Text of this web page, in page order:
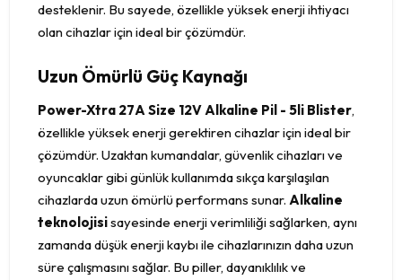
desteklenir. Bu sayede, özellikle yüksek enerji ihtiyacı
olan cihazlar için ideal bir çözümdür.
Uzun Ömürlü Güç Kaynağı
Power-Xtra 27A Size 12V Alkaline Pil - 5li Blister,
özellikle yüksek enerji gerektiren cihazlar için ideal bir
çözümdür. Uzaktan kumandalar, güvenlik cihazları ve
oyuncaklar gibi günlük kullanımda sıkça karşılaşılan
cihazlarda uzun ömürlü performans sunar. Alkaline
teknolojisisayesinde enerji verimliliği sağlarken, aynı
zamanda düşük enerji kaybı ile cihazlarınızın daha uzun
süre çalışmasını sağlar. Bu piller, dayanıklılık ve